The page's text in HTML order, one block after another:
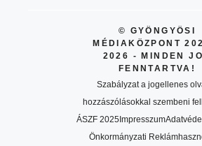
© GYÖNGYÖSI
MÉDIAKÖZPONT
2026 - MINDEN
FENNTARTVA!
Szabályzat a jogellenes
hozzászólásokkal szembeni
ÁSZF 2025Impresszum
Önkormányzati